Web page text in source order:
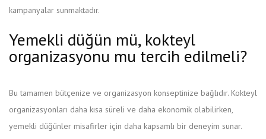
kampanyalar sunmaktadır.
Yemekli düğün mü, kokteyl
organizasyonu mu tercih edilmeli?
Bu tamamen bütçenize ve organizasyon konseptinize bağlıdır. Kokteyl
organizasyonları daha kısa süreli ve daha ekonomik olabilirken,
yemekli düğünler misafirler için daha kapsamlı bir deneyim sunar.